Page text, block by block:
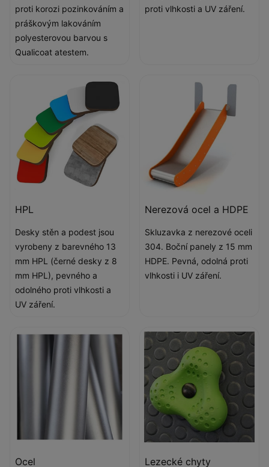
proti korozi pozinkováním a
práškovým lakováním
polyesterovou barvou s
Qualicoat atestem.
proti vlhkosti a UV záření.
HPL
Desky stěn a podest jsou
vyrobeny z barevného 13
mm HPL (černé desky z 8
mm HPL), pevného a
odolného proti vlhkosti a
UV záření.
Nerezová ocel a HDPE
Skluzavka z nerezové oceli
304. Boční panely z 15 mm
HDPE. Pevná, odolná proti
vlhkosti i UV záření.
Ocel Lezecké chyty